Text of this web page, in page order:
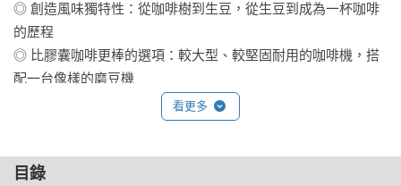
◎ 創造風味獨特性：從咖啡樹到生豆，從生豆到成為一杯咖啡
的歷程
◎ 比膠囊咖啡更棒的選項：較大型、較堅固耐用的咖啡機，搭
配一台像樣的磨豆機
◎ 為了「方便」你願意花多少錢？關於膠囊咖啡、莢式咖啡、
「咖啡大探險家的最新力作！」
看更多
目錄